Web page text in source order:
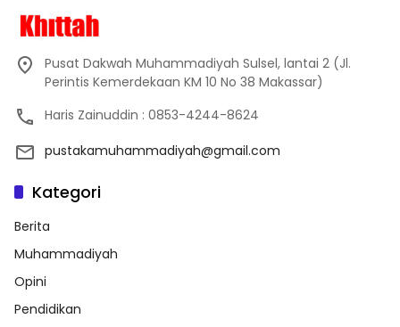
Pusat Dakwah Muhammadiyah Sulsel, lantai 2 (Jl.
Perintis Kemerdekaan KM 10 No 38 Makassar)
Haris Zainuddin : 0853-4244-8624
pustakamuhammadiyah@gmail.com
Kategori
Berita
Muhammadiyah
Opini
Pendidikan